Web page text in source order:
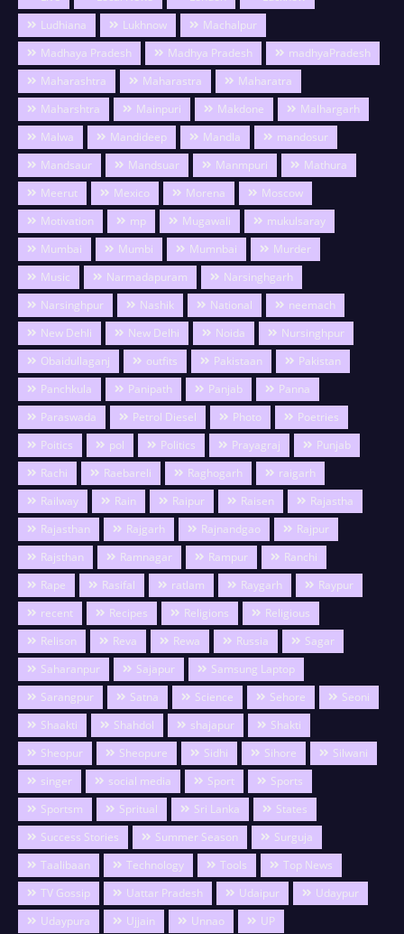
Ludhiana
Lukhnow
Machalpur
Madhaya Pradesh
Madhya Pradesh
madhyaPradesh
Maharashtra
Maharastra
Maharatra
Maharshtra
Mainpuri Makdone
Malhargarh
Malwa
Mandideep Mandla
mandosur
Mandsaur
Mandsuar Manmpuri
Mathura
Meerut
Mexico Morena
Moscow
Motivation
mp Mugawali
mukulsaray
Mumbai
Mumbi Mumnbai
Murder
Music
Narmadapuram
Narsinghgarh
Narsinghpur
Nashik National
neemach
New Dehli
New Delhi Noida
Nursinghpur
Obaidullaganj
outfits Pakistaan
Pakistan
Panchkula
Panipath Panjab
Panna
Paraswada
Petrol Diesel Photo
Poetries
Poitics
pol Politics Prayagraj
Punjab
Rachi
Raebareli Raghogarh
raigarh
Railway
Rain Raipur Raisen
Rajastha
Rajasthan
Rajgarh Rajnandgao
Rajpur
Rajsthan
Ramnagar Rampur
Ranchi
Rape
Rasifal ratlam Raygarh
Raypur
recent
Recipes Religions
Religious
Relison
Reva Rewa Russia
Sagar
Saharanpur
Sajapur
Samsung Laptop
Sarangpur
Satna Science Sehore
Seoni
Shaakti
Shahdol shajapur
Shakti
Sheopur
Sheopure Sidhi Sihore
Silwani
singer
social media Sport
Sports
Sportsm
Spritual Sri Lanka
States
Success Stories
Summer Season
Surguja
Taalibaan
Technology Tools
Top News
TV Gossip
Uattar Pradesh Udaipur
Udaypur
Udaypura
Ujjain Unnao
UP